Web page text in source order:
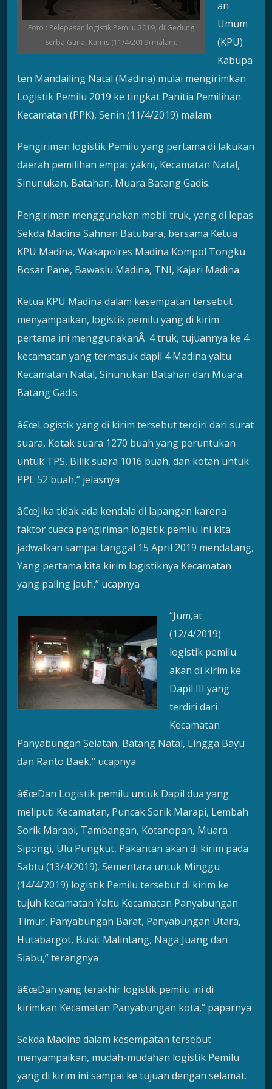
Foto : Pelepasan logistik Pemilu 2019, di Gedung
Serba Guna, Kamis (11/4/2019) malam.
an
Umum
(KPU)
Kabupa
ten Mandailing Natal (Madina) mulai mengirimkan
Logistik Pemilu 2019 ke tingkat Panitia Pemilihan
Kecamatan (PPK), Senin (11/4/2019) malam.
Pengiriman logistik Pemilu yang pertama di lakukan
daerah pemilihan empat yakni, Kecamatan Natal,
Sinunukan, Batahan, Muara Batang Gadis.
Pengiriman menggunakan mobil truk, yang di lepas
Sekda Madina Sahnan Batubara, bersama Ketua
KPU Madina, Wakapolres Madina Kompol Tongku
Bosar Pane, Bawaslu Madina, TNI, Kajari Madina.
Ketua KPU Madina dalam kesempatan tersebut
menyampaikan, logistik pemilu yang di kirim
pertama ini menggunakanÂ 4 truk, tujuannya ke 4
kecamatan yang termasuk dapil 4 Madina yaitu
Kecamatan Natal, Sinunukan Batahan dan Muara
Batang Gadis
â€œLogistik yang di kirim tersebut terdiri dari surat
suara, Kotak suara 1270 buah yang peruntukan
untuk TPS, Bilik suara 1016 buah, dan kotan untuk
PPL 52 buah,” jelasnya
â€œJika tidak ada kendala di lapangan karena
faktor cuaca pengiriman logistik pemilu ini kita
jadwalkan sampai tanggal 15 April 2019 mendatang,
Yang pertama kita kirim logistiknya Kecamatan
yang paling jauh,” ucapnya
“Jum,at
(12/4/2019)
logistik pemilu
akan di kirim ke
Dapil III yang
terdiri dari
Kecamatan
Panyabungan Selatan, Batang Natal, Lingga Bayu
dan Ranto Baek,” ucapnya
â€œDan Logistik pemilu untuk Dapil dua yang
meliputi Kecamatan, Puncak Sorik Marapi, Lembah
Sorik Marapi, Tambangan, Kotanopan, Muara
Sipongi, Ulu Pungkut, Pakantan akan di kirim pada
Sabtu (13/4/2019). Sementara untuk Minggu
(14/4/2019) logistik Pemilu tersebut di kirim ke
tujuh kecamatan Yaitu Kecamatan Panyabungan
Timur, Panyabungan Barat, Panyabungan Utara,
Hutabargot, Bukit Malintang, Naga Juang dan
Siabu,” terangnya
â€œDan yang terakhir logistik pemilu ini di
kirimkan Kecamatan Panyabungan kota,” paparnya
Sekda Madina dalam kesempatan tersebut
menyampaikan, mudah-mudahan logistik Pemilu
yang di kirim ini sampai ke tujuan dengan selamat.